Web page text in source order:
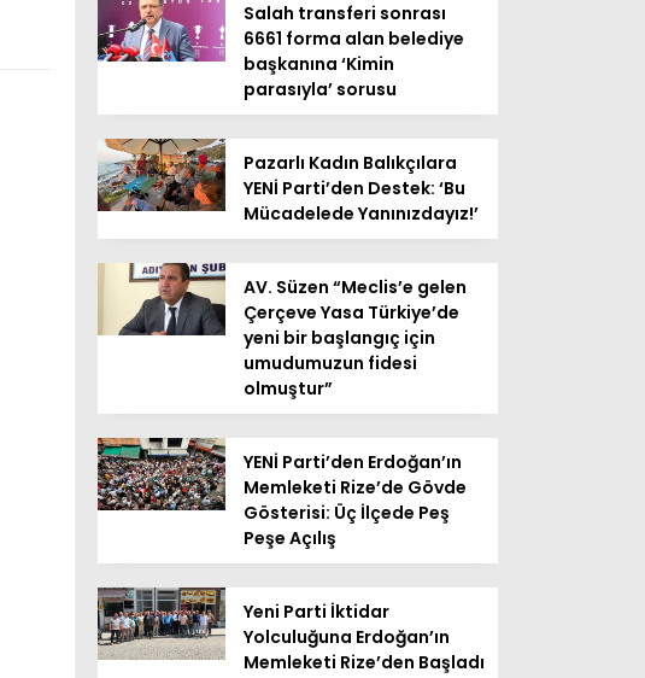
Salah transferi sonrası
6661 forma alan belediye
başkanına ‘Kimin
parasıyla’ sorusu
Pazarlı Kadın Balıkçılara
YENİ Parti’den Destek: ‘Bu
Mücadelede Yanınızdayız!’
AV. Süzen “Meclis’e gelen
Çerçeve Yasa Türkiye’de
yeni bir başlangıç için
umudumuzun fidesi
olmuştur”
YENİ Parti’den Erdoğan’ın
Memleketi Rize’de Gövde
Gösterisi: Üç İlçede Peş
Peşe Açılış
Yeni Parti İktidar
Yolculuğuna Erdoğan’ın
Memleketi Rize’den Başladı